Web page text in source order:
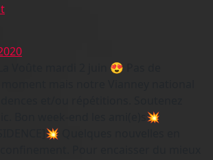
on La Voûte
Voûte mardi 2 juin 😍 Pas de
mais notre Vianney national
et/ou répétitions. Soutenez
Bon week-end les ami(e)s💥
Quelques nouvelles en
Pour encaisser du mieux